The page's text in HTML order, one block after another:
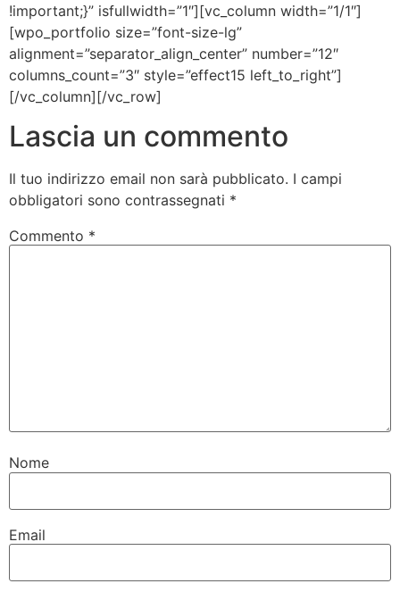
!important;}” isfullwidth=”1″][vc_column width=”1/1″]
[wpo_portfolio size=”font-size-lg”
alignment=”separator_align_center” number=”12″
columns_count=”3″ style=”effect15 left_to_right”]
[/vc_column][/vc_row]
Lascia un commento
Il tuo indirizzo email non sarà pubblicato. I campi
obbligatori sono contrassegnati *
Commento *
Nome
Email